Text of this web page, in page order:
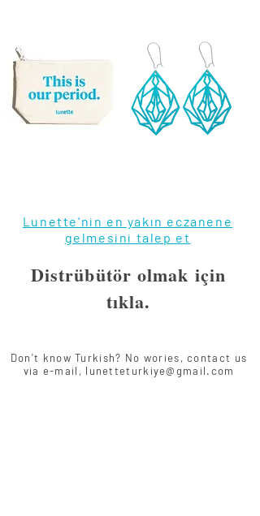
Paketi
Lunette'nin en yakın eczanene
gelmesini talep et
Distrübütör olmak için
tıkla.
Don't know Turkish? No wories, contact us
via e-mail, lunetteturkiye@gmail.com